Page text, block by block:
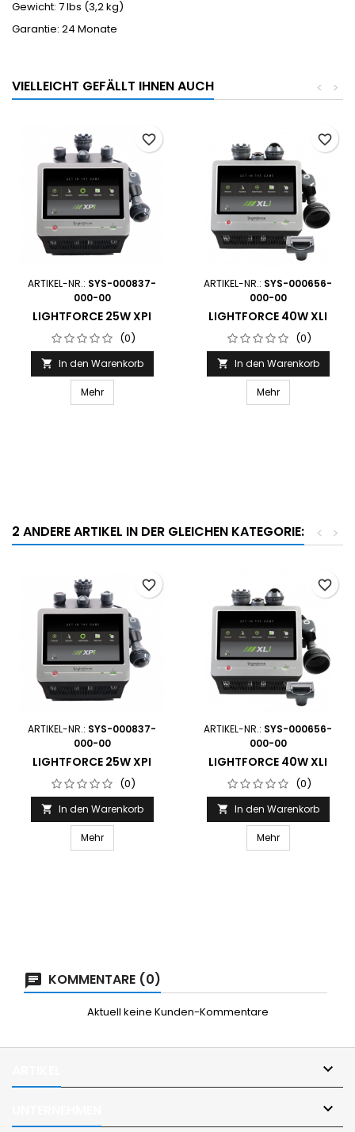
Gewicht: 7 lbs (3,2 kg)
Garantie: 24 Monate
VIELLEICHT GEFÄLLT IHNEN AUCH >
<
ARTIKEL-NR.: SYS-000837-
000-00
LIGHTFORCE 25W XPI
(0)
 In den Warenkorb
Mehr
favorite_border
ARTIKEL-NR.: SYS-000656-
000-00
LIGHTFORCE 40W XLI
(0)
 In den Warenkorb
Mehr
favorite_border
2 ANDERE ARTIKEL IN DER GLEICHEN KATEGORIE: >
<
ARTIKEL-NR.: SYS-000837-
000-00
LIGHTFORCE 25W XPI
(0)
 In den Warenkorb
Mehr
favorite_border
ARTIKEL-NR.: SYS-000656-
000-00
LIGHTFORCE 40W XLI
(0)
 In den Warenkorb
Mehr
favorite_border
KOMMENTARE (0)
Aktuell keine Kunden-Kommentare

